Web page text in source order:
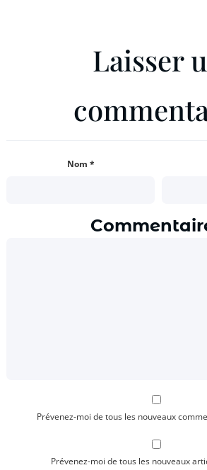
Laisser
Nom *
Prévenez-moi de tous les nouveaux
Prévenez-moi de tous les nouveaux